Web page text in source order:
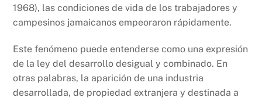
1968), las condiciones de vida de los trabajadores y
campesinos jamaicanos empeoraron rápidamente.
Este fenómeno puede entenderse como una expresión
de la ley del desarrollo desigual y combinado. En
otras palabras, la aparición de una industria
desarrollada, de propiedad extranjera y destinada a